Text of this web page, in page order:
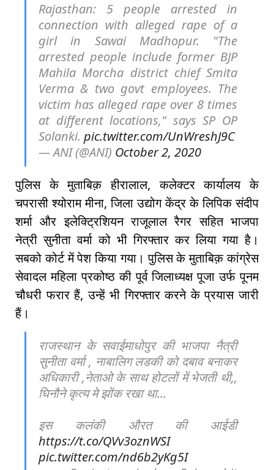
Rajasthan: 5 people arrested in
connection with alleged rape of a
girl in Sawai Madhopur. "The
arrested people include former BJP
Mahila Morcha district chief Smita
Verma & two govt employees. The
victim has alleged rape over 8 times
at different locations," says SP OP
Solanki. pic.twitter.com/UnWreshJ9C
— ANI (@ANI) October 2, 2020
पुलिस के मुताबिक़ हीरालाल, कलेक्टर कार्यालय के
चपरासी श्योराम मीना, जिला उद्योग केंद्र के लिपिक संदीप
शर्मा और इलेक्ट्रिशियन राजूलाल रैगर सहित भाजपा
नेत्री सुनीता वर्मा को भी गिरफ्तार कर लिया गया है।
सबको कोर्ट में पेश किया गया। पुलिस के मुताबिक़ कांग्रेस
सेवादल महिला प्रकोष्ठ की पूर्व जिलाध्यक्ष पूजा उर्फ पूनम
चौधरी फरार हैं, उन्हें भी गिरफ्तार करने के प्रयास जारी
हैं।
राजस्थान के सवाईमाधोपुर की भाजपा नैत्री
सुनीता वर्मा , नाबालिग लडकी को दबाव बनाकर
अधिकारी ,नेताओ के साथ होटलों में भेजती थी,,
घिनौने कृत्य मे झोंक रखा था...
इस कलंकी औरत की आईडी
https://t.co/QVv3oznWSI
pic.twitter.com/nd6b2yKg5I